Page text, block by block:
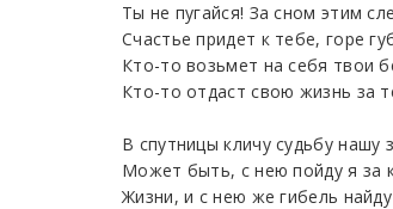
Ты не пугайся! За сном этим
Счастье придет к тебе, горе
Кто-то возьмет на себя твои
Кто-то отдаст свою жизнь за
В спутницы кличу судьбу нашу
Может быть, с нею пойду я за
Жизни, и с нею же гибель